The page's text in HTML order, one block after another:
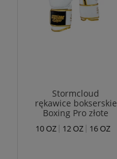
Stormcloud
rękawice bokserskie
Boxing Pro złote
10 OZ 12 OZ 16 OZ